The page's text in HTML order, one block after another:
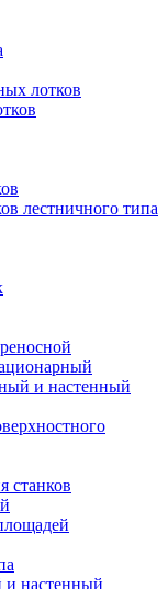
лотков
лестничного типа
и настенный
станков
и настенный